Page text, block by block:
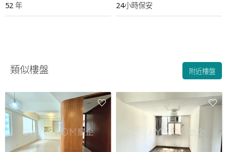
52 年 24小時保安
類似樓盤 附近樓盤